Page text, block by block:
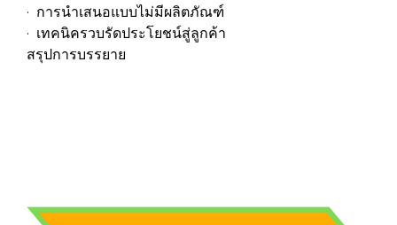
· การนำเสนอแบบไม่มีผลิตภัณฑ์
· เทคนิครวบรัดประโยชน์สู่ลูกค้า
สรุปการบรรยาย